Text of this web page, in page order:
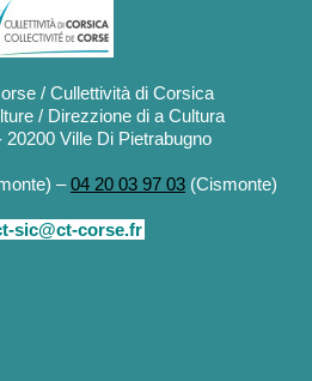
/ Cullettività di Corsica
/ Direzzione di a Cultura
Ville Di Pietrabugno
–04 20 03 97 03 (Cismonte)
sic@ct-corse.fr